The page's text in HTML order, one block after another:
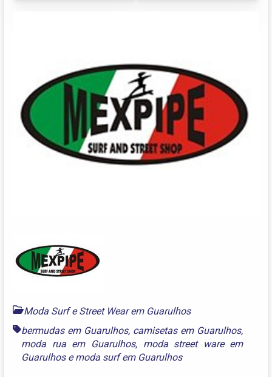
Moda Surf e Street Wear em Guarulhos
bermudas em Guarulhos, camisetas em Guarulhos,
moda rua em Guarulhos, moda street ware em
Guarulhosemoda surf em Guarulhos